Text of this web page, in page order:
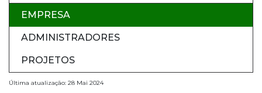
EMPRESA
ADMINISTRADORES
PROJETOS
Última atualização: 28 Mai 2024